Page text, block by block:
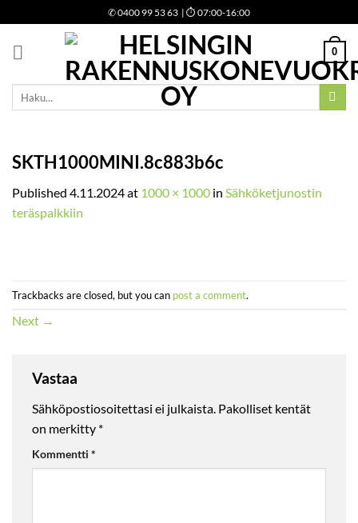
to
content
✆0400 99 53 63 | ⏱ 07:00-16:00
0
Etsi:
SKTH1000MINI.8c883b6c
Published 4.11.2024at 1000 × 1000 in Sähköketjunostin
teräspalkkiin
Trackbacks are closed, but you can post a comment.
Next →
Vastaa
Sähköpostiosoitettasi ei julkaista. Pakolliset kentät
on merkitty *
Kommentti *